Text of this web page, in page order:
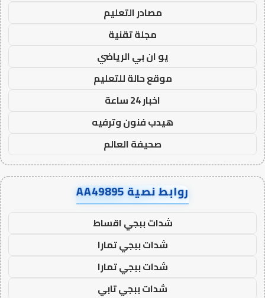
مصادر التعليم
مجلة تقنية
يو ان بي الرياضي
موقع حالة للتعليم
اخبار 24 ساعة
هيدب فنون وترفيه
صحيفة العالم
روابط نصية AA49895
شدات ببجي اقساط
شدات ببجي تمارا
شدات ببجي تمارا
شدات ببجي تابي